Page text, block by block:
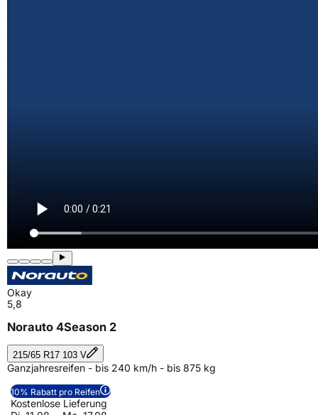
Okay
5,8
Norauto 4Season 2
215/65 R17 103 V
Ganzjahresreifen - bis 240 km/h - bis 875 kg
10% Rabatt pro Reifen
Kostenlose Lieferung